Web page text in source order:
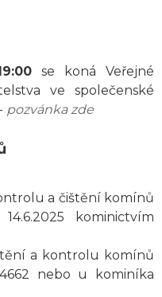
se koná Veřejné
ve společenské
pozvánka zde
a čištění komínů
kominictvím
a kontrolu komínů
nebo u kominíka